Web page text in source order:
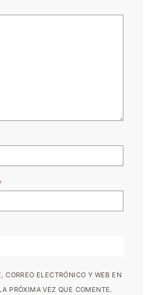
CORREO ELECTRÓNICO Y WEB EN
PRÓXIMA VEZ QUE COMENTE.